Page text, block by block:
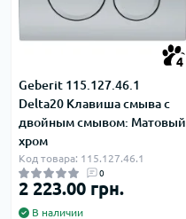
4
Geberit 115.127.46.1
Delta20 Клавиша смыва с
двойным смывом: Матовый
хром
Код товара: 115.127.46.1
0
2 223.00 грн.
В наличии